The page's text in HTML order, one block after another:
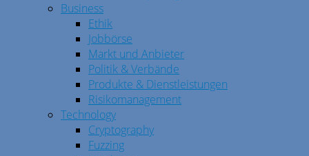
Business
Ethik
Jobbörse
Markt und Anbieter
Politik & Verbände
Produkte & Dienstleistungen
Risikomanagement
Technology
Cryptography
Fuzzing